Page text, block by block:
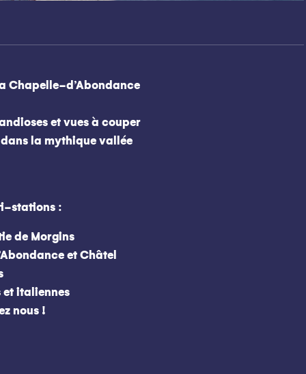
Chapelle-d’Abondance
et vues à couper
dans la mythique vallée
stations :
de Morgins
et Châtel
et italiennes
nous !